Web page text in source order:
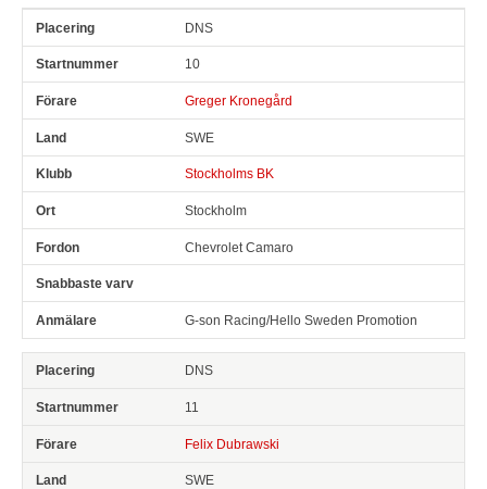
Pl Snr Land
DNS
10
Greger Kronegård
SWE
Stockholms BK
Stockholm
Chevrolet Camaro
G-son Racing/Hello Sweden Promotion
DNS
11
Felix Dubrawski
SWE